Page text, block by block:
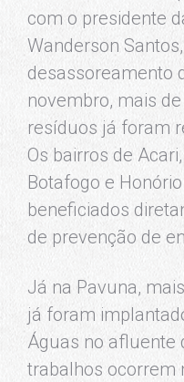
com o presidente
Wanderson
desassoreamento
novembro, mais
resíduos já foram
Os bairros de
Botafogo e
beneficiados
de prevenção de
Já na Pavuna,
já foram
Águas no afluente
trabalhos ocorrem